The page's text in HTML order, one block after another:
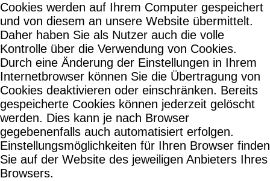
Cookies werden auf Ihrem Computer gespeichert
und von diesem an unsere Website übermittelt.
Daher haben Sie als Nutzer auch die volle
Kontrolle über die Verwendung von Cookies.
Durch eine Änderung der Einstellungen in Ihrem
Internetbrowser können Sie die Übertragung von
Cookies deaktivieren oder einschränken. Bereits
gespeicherte Cookies können jederzeit gelöscht
werden. Dies kann je nach Browser
gegebenenfalls auch automatisiert erfolgen.
Einstellungsmöglichkeiten für Ihren Browser finden
Sie auf der Website des jeweiligen Anbieters Ihres
Browsers.